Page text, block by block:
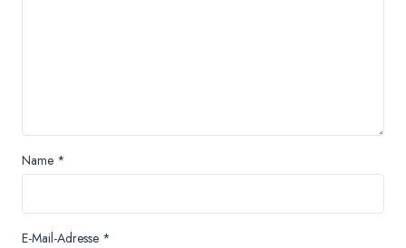
Name *
E-Mail-Adresse *